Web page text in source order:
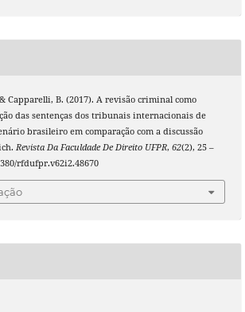
& Capparelli, B. (2017). A revisão criminal como
das sentenças dos tribunais internacionais de
brasileiro em comparação com a discussão
Revista Da Faculdade De Direito UFPR, 62(2), 25 –
rfdufpr.v62i2.48670